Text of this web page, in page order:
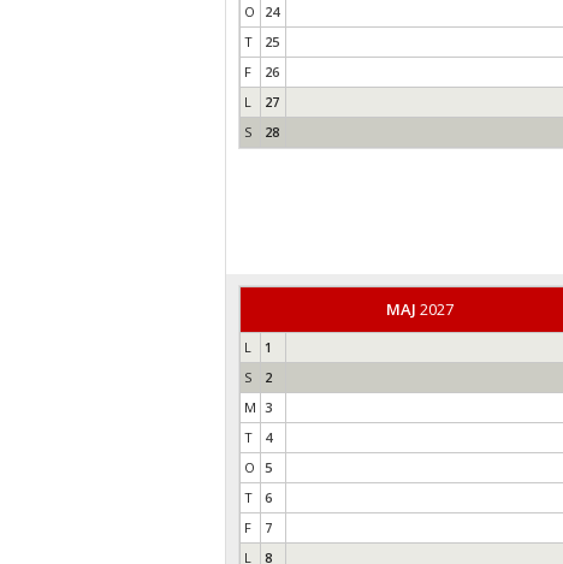
O
24
T
25
F
26
L
27
S
28
MAJ 2027
L
1
S
2
M 3
T
4
O 5
T
6
F
7
L
8